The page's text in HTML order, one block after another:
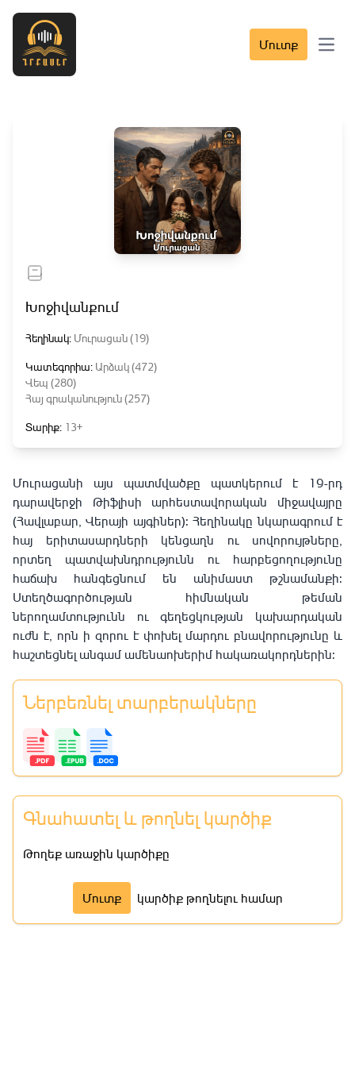
Մուտք Open
Խոջիվանքում
Հեղինակ: Մուրացան (19)
Կատեգորիա: Արձակ (472)
Վեպ (280)
Հայ գրականություն (257)
Տարիք: 13+
Մուրացանի այս պատմվածքը պատկերում է 19-րդ
դարավերջի Թիֆլիսի արհեստավորական միջավայրը
(Հավլաբար, Վերայի այգիներ): Հեղինակը նկարագրում է
հայ երիտասարդների կենցաղն ու սովորույթները,
որտեղ պատվախնդրությունն ու հարբեցողությունը
հաճախ հանգեցնում են անիմաստ թշնամանքի:
Ստեղծագործության հիմնական թեման
ներողամտությունն ու գեղեցկության կախարդական
ուժն է, որն ի զորու է փոխել մարդու բնավորությունը և
հաշտեցնել անգամ ամենաոխերիմ հակառակորդներին:
Ներբեռնել տարբերակները
Գնահատել և թողնել կարծիք
Թողեք առաջին կարծիքը
Մուտք կարծիք թողնելու համար